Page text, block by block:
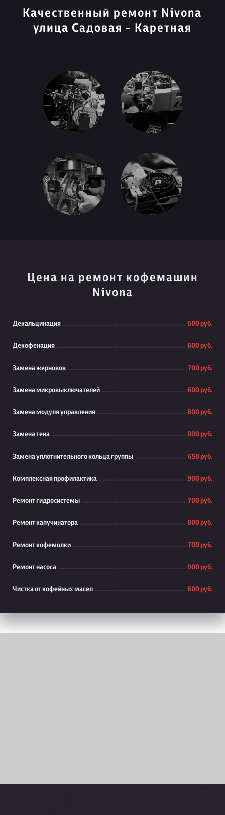
Качественный ремонт Nivona
улица Садовая - Каретная
Цена на ремонт кофемашин
Nivona
Декальцинация 600 руб.
Декофенация 600 руб.
Замена жерновов 700 руб.
Замена микровыключателей 600 руб.
Замена модуля управления 800 руб.
Замена тена 800 руб.
Замена уплотнительного кольца группы 650 руб.
Комплексная профилактика 900 руб.
Ремонт гидросистемы 700 руб.
Ремонт капучинатора 800 руб.
Ремонт кофемолки 700 руб.
Ремонт насоса 900 руб.
Чистка от кофейных масел 600 руб.